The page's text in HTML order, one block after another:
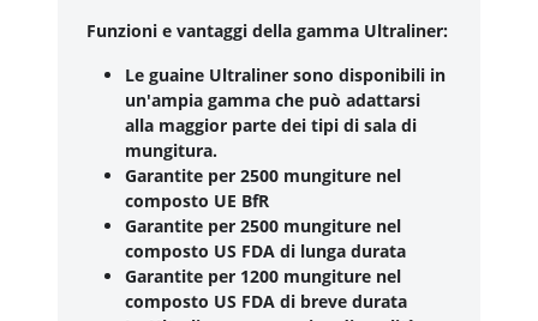
Funzioni e vantaggi della gamma Ultraliner:
Le guaine Ultraliner sono disponibili in
un'ampia gamma che può adattarsi
alla maggior parte dei tipi di sala di
mungitura.
Garantite per 2500 mungiture nel
composto UE BfR
Garantite per 2500 mungiture nel
composto US FDA di lunga durata
Garantite per 1200 mungiture nel
composto US FDA di breve durata